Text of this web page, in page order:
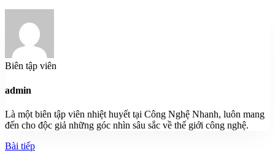
Biên tập viên
admin
Là một biên tập viên nhiệt huyết tại Công Nghệ Nhanh, luôn mang
đến cho độc giả những góc nhìn sâu sắc về thế giới công nghệ.
Bài tiếp